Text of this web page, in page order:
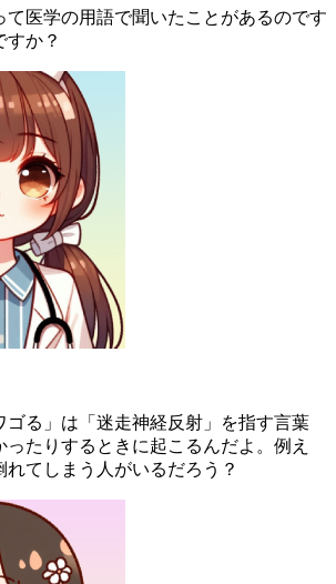
て医学の用語で聞いたことがあるのです
すか？
ゴる」は「迷走神経反射」を指す言葉
たりするときに起こるんだよ。例え
れてしまう人がいるだろう？